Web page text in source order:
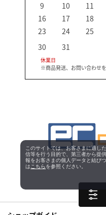
9
10 11
16
17 18
23
24 25
30
31
休業日
※商品発送、お問い合わせを
このサイトでは、お客さまに適し
信等を行う目的で、第三者から提
報をお客さまの個人データと結び
は こちらを参照ください。